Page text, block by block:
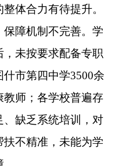
，建立“培训实
环体系，通过
成效。强化培
准与过程监管
标准，强化全
，高效利用培
，强化学生主
生自主探究等